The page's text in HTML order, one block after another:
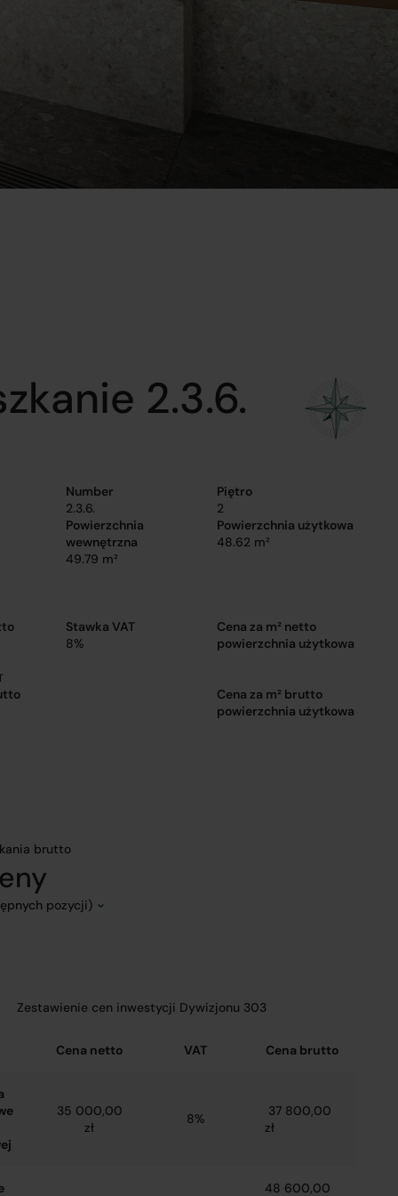
2.3.6.
Number
2.3.6.
Piętro
2
Powierzchnia
wewnętrzna
49.79 m²
Powierzchnia użytkowa
48.62 m²
Stawka VAT
8%
Cena za m² netto
powierzchnia użytkowa
Cena za m² brutto
powierzchnia użytkowa
brutto
pozycji)
Zestawienie cen inwestycji Dywizjonu 303
Cena netto VAT Cena brutto
35 000,00
zł
8%
37 800,00
zł
48 600,00